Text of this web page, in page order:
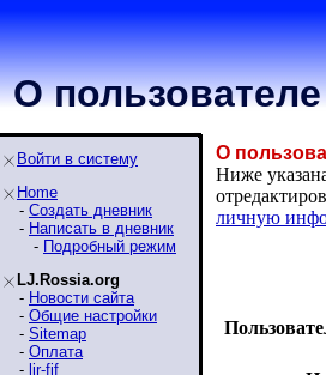
О пользователе
Войти в систему
Home
- Создать дневник
- Написать в дневник
- Подробный режим
LJ.Rossia.org
- Новости сайта
- Общие настройки
- Sitemap
- Оплата
- ljr-fif
О
Ниже
личную